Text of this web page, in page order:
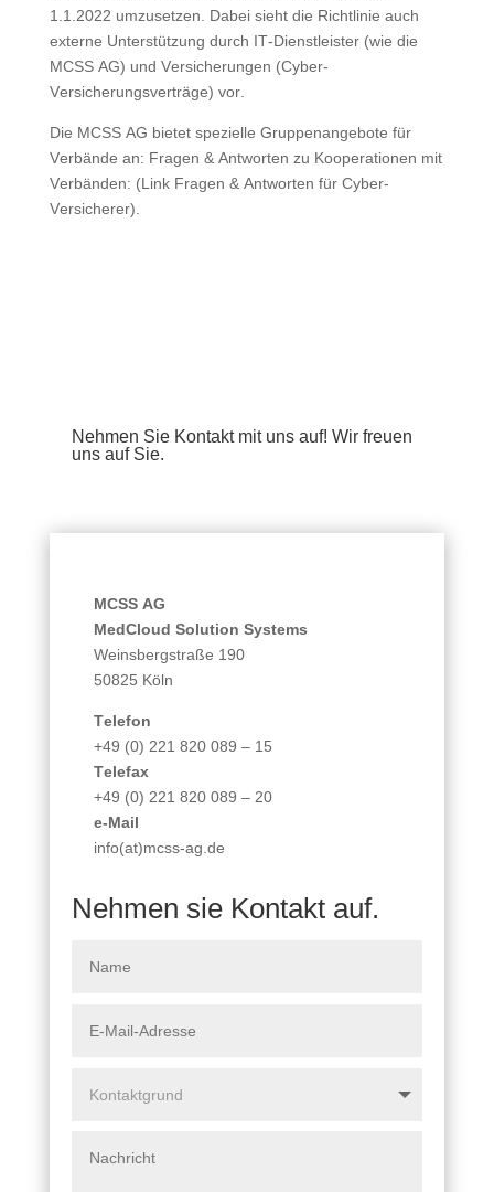
1.1.2022 umzusetzen. Dabei sieht die Richtlinie auch
externe Unterstützung durch IT-Dienstleister (wie die
MCSS AG) und Versicherungen (Cyber-
Versicherungsverträge) vor.
Die MCSS AG bietet spezielle Gruppenangebote für
Verbände an: Fragen & Antworten zu Kooperationen mit
Verbänden: (Link Fragen & Antworten für Cyber-
Versicherer).
Nehmen Sie Kontakt mit uns auf! Wir freuen
uns auf Sie.
MCSS AG
MedCloud Solution Systems
Weinsbergstraße 190
50825 Köln
Telefon
+49 (0) 221 820 089 – 15
Telefax
+49 (0) 221 820 089 – 20
e-Mail
info(at)mcss-ag.de
Nehmen sie Kontakt auf.